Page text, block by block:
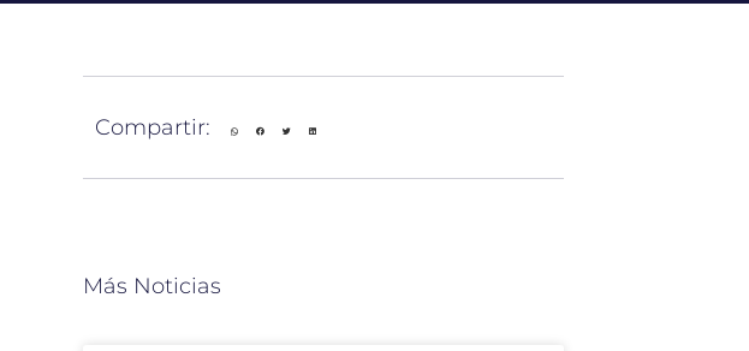
Compartir:
Más Noticias